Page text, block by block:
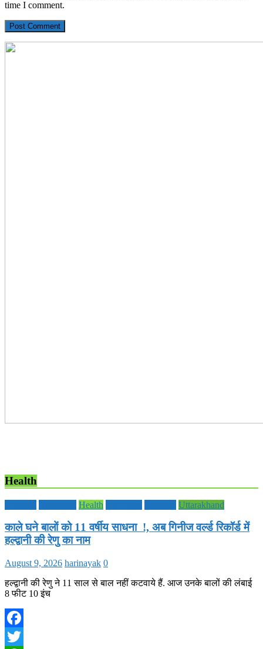
time I comment.
Health
Health Uttarakhand
काले घने बालों को 11 वर्षीय साधना !, अब गिनीज वर्ल्ड रिकॉर्ड में
हल्द्वानी की रेणु का नाम
August 9, 2026 harinayak 0
हल्द्वानी की रेणु ने 11 साल से बाल नहीं कटवाये हैं. आज उनके बालों की लंबाई
8 फीट 10 इंच
Facebook